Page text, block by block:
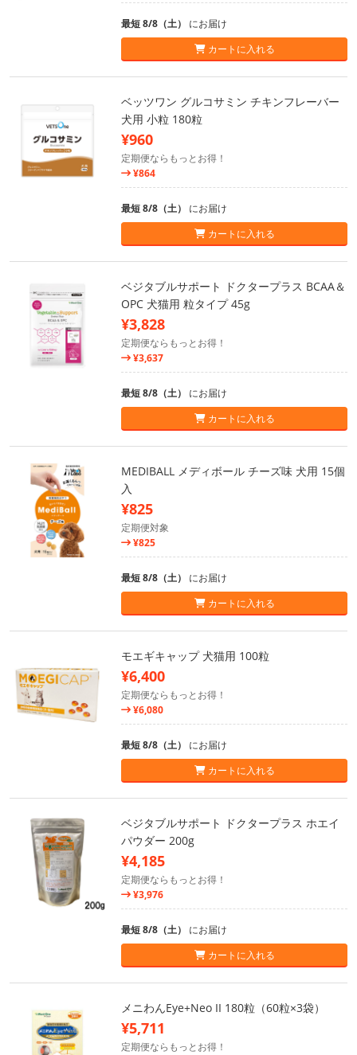
最短 8/8（土） にお届け
カートに入れる
ベッツワン グルコサミン チキンフレーバー
犬用 小粒 180粒
¥960
定期便ならもっとお得！
¥864
最短 8/8（土） にお届け
カートに入れる
ベジタブルサポート ドクタープラス BCAA＆
OPC 犬猫用 粒タイプ 45g
¥3,828
定期便ならもっとお得！
¥3,637
最短 8/8（土） にお届け
カートに入れる
MEDIBALL メディボール チーズ味 犬用 15個
入
¥825
定期便対象
¥825
最短 8/8（土） にお届け
カートに入れる
モエギキャップ 犬猫用 100粒
¥6,400
定期便ならもっとお得！
¥6,080
最短 8/8（土） にお届け
カートに入れる
ベジタブルサポート ドクタープラス ホエイ
パウダー 200g
¥4,185
定期便ならもっとお得！
¥3,976
最短 8/8（土） にお届け
カートに入れる
メニわんEye+Neo II 180粒（60粒×3袋）
¥5,711
定期便ならもっとお得！